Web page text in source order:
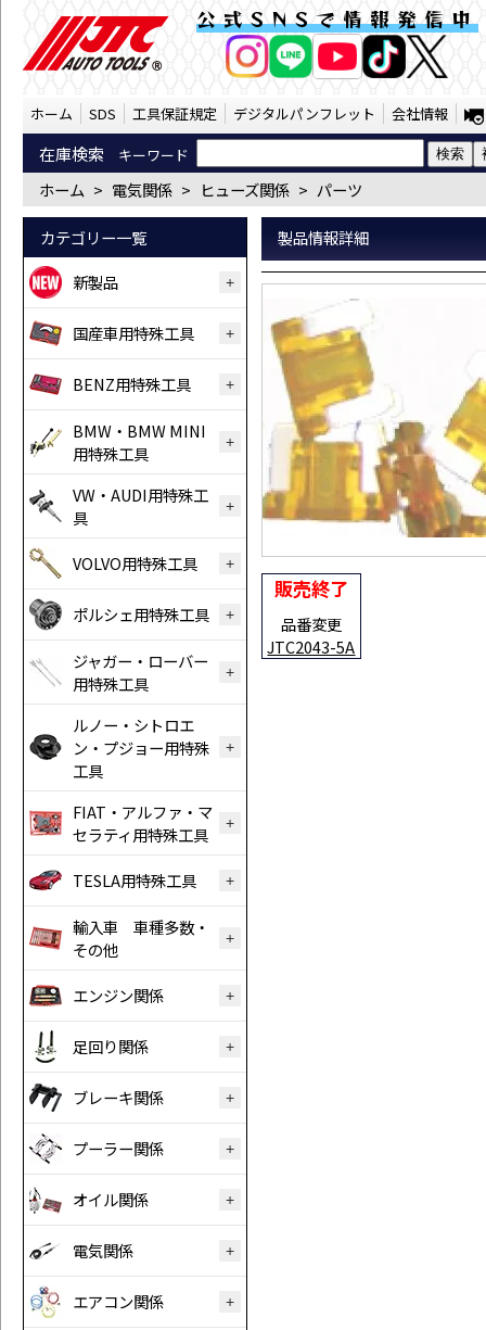
※低背ヒューズ5A 5個入り（
公式SNSで情報発信中
ホーム SDS 工具保証規定 デジタルパンフレット 会社情報
在庫検索 キーワード
ホーム > 電気関係 > ヒューズ関係 > パーツ
カテゴリー一覧
新製品
国産車用特殊工具
BENZ用特殊工具
BMW・BMW MINI
用特殊工具
VW・AUDI用特殊工
具
VOLVO用特殊工具
ポルシェ用特殊工具
ジャガー・ローバー
用特殊工具
ルノー・シトロエ
ン・プジョー用特殊
工具
FIAT・アルファ・マ
セラティ用特殊工具
TESLA用特殊工具
輸入車 車種多数・
その他
エンジン関係
足回り関係
ブレーキ関係
プーラー関係
オイル関係
電気関係
エアコン関係
製品情報詳細
販売終了
品番変更
JTC2043-5A
AI商品コンシェルジ
オンライン